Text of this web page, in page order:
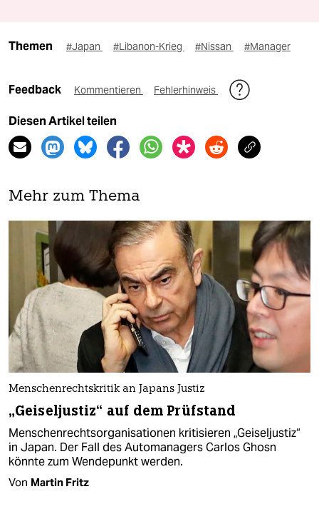
Themen #Japan #Libanon-Krieg #Nissan #Manager
Feedback Kommentieren Fehlerhinweis
Diesen Artikel teilen
Mehr zum Thema
Menschenrechtskritik an Japans Justiz
„Geiseljustiz“ auf dem Prüfstand
Menschenrechtsorganisationen kritisieren „Geiseljustiz“
in Japan. Der Fall des Automanagers Carlos Ghosn
könnte zum Wendepunkt werden.
Von Martin Fritz